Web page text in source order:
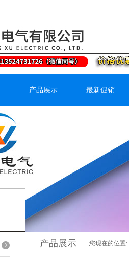
产品展示 最新促销
产品展示 您现在的位置: